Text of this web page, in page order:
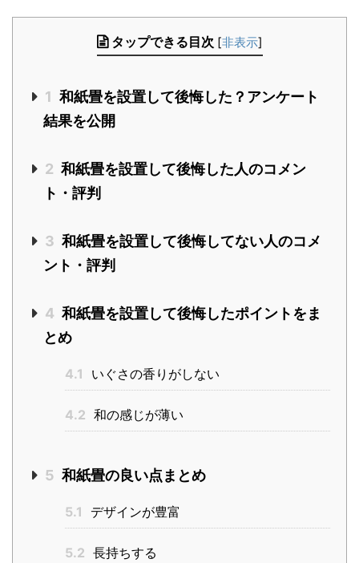
タップできる目次 [非表示]
1 和紙畳を設置して後悔した？アンケート
結果を公開
2 和紙畳を設置して後悔した人のコメン
ト・評判
3 和紙畳を設置して後悔してない人のコメ
ント・評判
4 和紙畳を設置して後悔したポイントをま
とめ
4.1 いぐさの香りがしない
4.2 和の感じが薄い
5 和紙畳の良い点まとめ
5.1 デザインが豊富
5.2 長持ちする